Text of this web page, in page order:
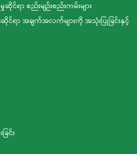
င်ရာ စည်းမျဉ်းစည်းကမ်းများ
းဆိုင်ရာ အချက်အလက်များကို အသုံးပြုခြင်းနှင့်
ြင်း